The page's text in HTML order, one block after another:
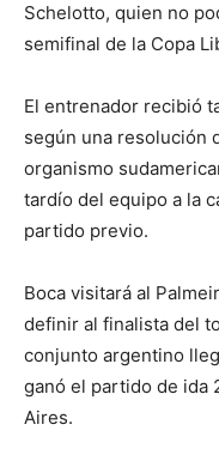
Schelotto, quien no
semifinal de la Copa
El entrenador recibió
según una resolución
organismo
tardío del equipo a la
partido previo.
Boca visitará al
definir al finalista del
conjunto argentino
ganó el partido de ida
Aires.